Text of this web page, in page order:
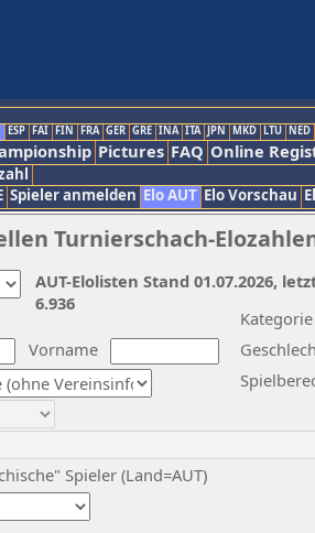
ESP FAI FIN FRA GER GRE INA ITA JPN MKD LTU NED
Pictures FAQ Online
Spieler anmelden Elo AUT Elo Vorschau
Turnierschach-
Vorname
Kategorie
Spieler (Land=AUT)
AUT-Elolisten Stand 01.07.2026,
6.936